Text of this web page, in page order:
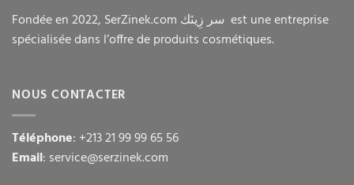
Fondée en 2022, SerZinek.com سر زِينَك est une entreprise
spécialisée dans l’offre de produits cosmétiques.
NOUS CONTACTER
Téléphone: +213 21 99 99 65 56
Email: service@serzinek.com